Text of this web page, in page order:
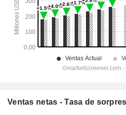
Ventas netas - Tasa de